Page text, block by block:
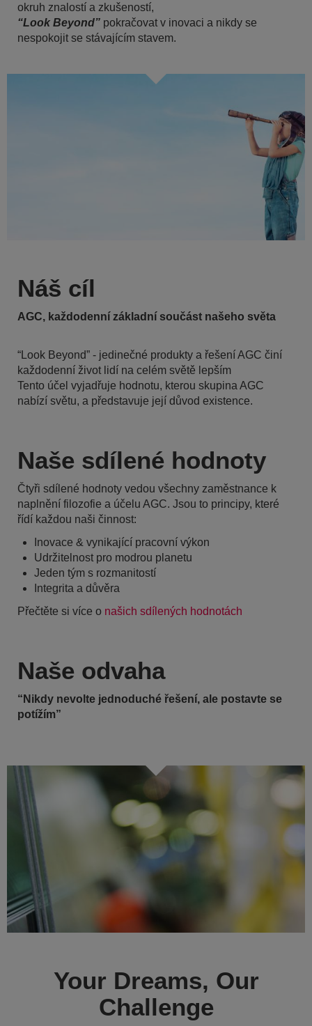
okruh znalostí a zkušeností,
“Look Beyond” pokračovat v inovaci a nikdy se
nespokojit se stávajícím stavem.
Náš cíl
AGC, každodenní základní součást našeho světa
“Look Beyond” - jedinečné produkty a řešení AGC činí
každodenní život lidí na celém světě lepším
Tento účel vyjadřuje hodnotu, kterou skupina AGC
nabízí světu, a představuje její důvod existence.
Naše sdílené hodnoty
Čtyři sdílené hodnoty vedou všechny zaměstnance k
naplnění filozofie a účelu AGC. Jsou to principy, které
řídí každou naši činnost:
Inovace & vynikající pracovní výkon
Udržitelnost pro modrou planetu
Jeden tým s rozmanitostí
Integrita a důvěra
Přečtěte si více o našich sdílených hodnotách
Naše odvaha
“Nikdy nevolte jednoduché řešení, ale postavte se
potížím”
Your Dreams, Our
Challenge